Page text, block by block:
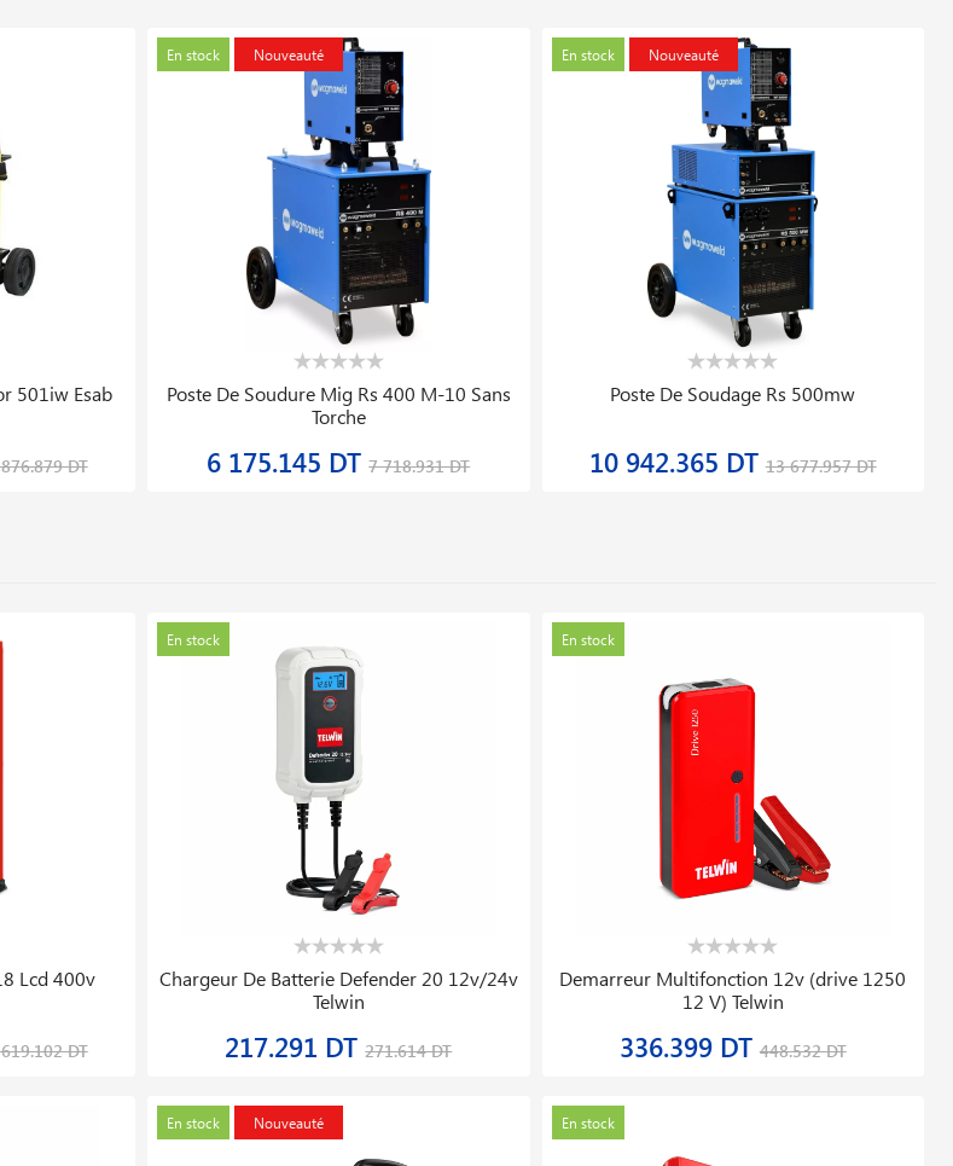
501iw Esab
DT
En stock Nouveauté
Poste De Soudure Mig Rs 400 M-10 Sans
Torche
6 175.145 DT7 718.931 DT
En stock Nouveauté
Poste De Soudage Rs 500mw
10 942.365 DT 13 677.957 DT
Lcd 400v
DT
En stock
Chargeur De Batterie Defender 20 12v/24v
Telwin
217.291 DT271.614 DT
En stock
Demarreur Multifonction 12v (drive 1250
12 V) Telwin
336.399 DT 448.532 DT
En stock Nouveauté En stock